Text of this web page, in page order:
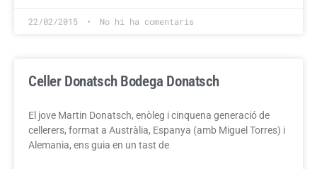
22/02/2015 No hi ha comentaris
Celler Donatsch Bodega Donatsch
El jove Martin Donatsch, enòleg i cinquena generació de
cellerers, format a Austràlia, Espanya (amb Miguel Torres) i
Alemania, ens guia en un tast de